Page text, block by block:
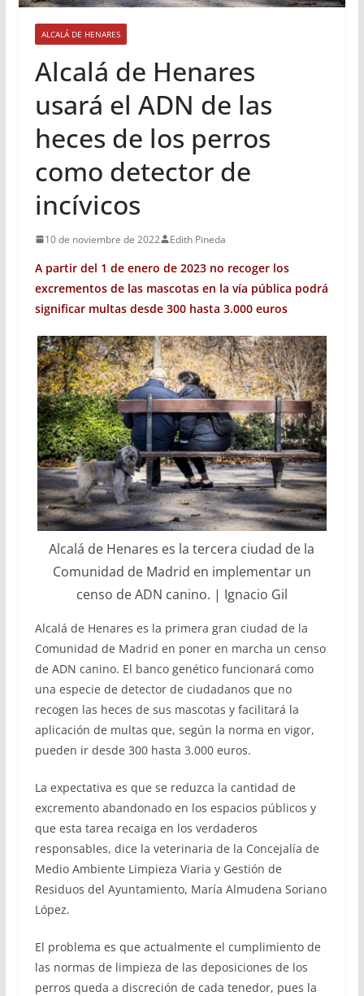
ALCALÁ DE HENARES
Alcalá de Henares
usará el ADN de las
heces de los perros
como detector de
incívicos
10 de noviembre de 2022 Edith Pineda
A partir del 1 de enero de 2023 no recoger los
excrementos de las mascotas en la vía pública podrá
significar multas desde 300 hasta 3.000 euros
Alcalá de Henares es la tercera ciudad de la
Comunidad de Madrid en implementar un
censo de ADN canino. | Ignacio Gil
Alcalá de Henares es la primera gran ciudad de la
Comunidad de Madrid en poner en marcha un censo
de ADN canino. El banco genético funcionará como
una especie de detector de ciudadanos que no
recogen las heces de sus mascotas y facilitará la
aplicación de multas que, según la norma en vigor,
pueden ir desde 300 hasta 3.000 euros.
La expectativa es que se reduzca la cantidad de
excremento abandonado en los espacios públicos y
que esta tarea recaiga en los verdaderos
responsables, dice la veterinaria de la Concejalía de
Medio Ambiente Limpieza Viaria y Gestión de
Residuos del Ayuntamiento, María Almudena Soriano
López.
El problema es que actualmente el cumplimiento de
las normas de limpieza de las deposiciones de los
perros queda a discreción de cada tenedor, pues la